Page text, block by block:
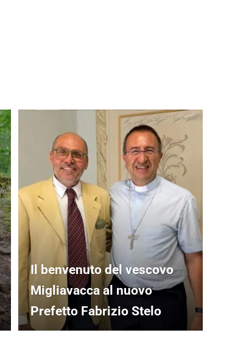
Il benvenuto del vescovo
Migliavacca al nuovo
Prefetto Fabrizio Stelo